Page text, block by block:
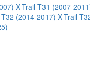
X-Trail T31 (2007-
T32 (2014-2017) X-Trail